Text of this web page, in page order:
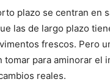
plazo se centran en
las de largo plazo
frescos. Pero
tomar para aminorar el
reales.